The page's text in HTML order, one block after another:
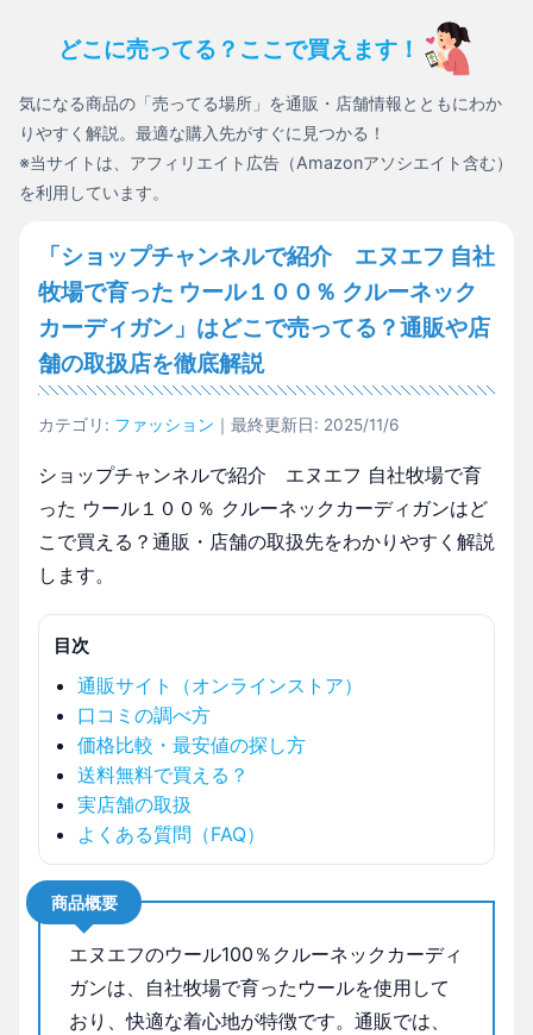
どこに売ってる？ここで買えます！
気になる商品の「売ってる場所」を通販・店舗情報とともにわか
りやすく解説。最適な購入先がすぐに見つかる！
※当サイトは、アフィリエイト広告（Amazonアソシエイト含む）
を利用しています。
「ショップチャンネルで紹介 エヌエフ 自社
牧場で育った ウール１００％ クルーネック
カーディガン」はどこで売ってる？通販や店
舗の取扱店を徹底解説
カテゴリ: ファッション ｜最終更新日: 2025/11/6
ショップチャンネルで紹介 エヌエフ 自社牧場で育
った ウール１００％ クルーネックカーディガンはど
こで買える？通販・店舗の取扱先をわかりやすく解説
します。
目次
通販サイト（オンラインストア）
口コミの調べ方
価格比較・最安値の探し方
送料無料で買える？
実店舗の取扱
よくある質問（FAQ）
商品概要
エヌエフのウール100％クルーネックカーディ
ガンは、自社牧場で育ったウールを使用して
おり、快適な着心地が特徴です。通販では、